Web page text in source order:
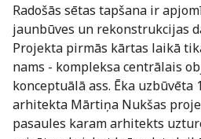
Radošās sētas tapšana ir
jaunbūves un rekonstrukcijas
Projekta pirmās kārtas laikā
nams - kompleksa centrālais
konceptuālā ass. Ēka uzbūvēta
arhitekta Mārtiņa Nukšas
pasaules karam arhitekts